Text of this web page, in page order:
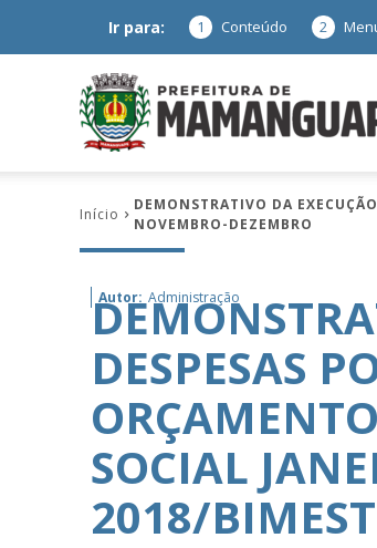
Ir para: 1 Conteúdo 2
Início
DEMONSTRATIVO DA
NOVEMBRO-DEZEMBRO
Autor: Administração
DESPESAS
SOCIAL
2018/